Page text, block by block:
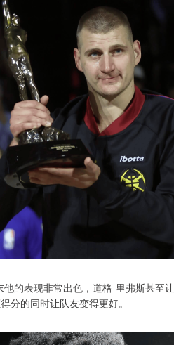
的表现非常出色，道格-里弗斯甚至
分的同时让队友变得更好。